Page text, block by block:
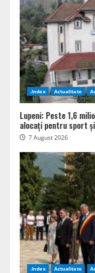
.Index Actualitate
Lupeni: Peste 1,6
alocați pentru sport
7 August 2026
.Index Actualitate